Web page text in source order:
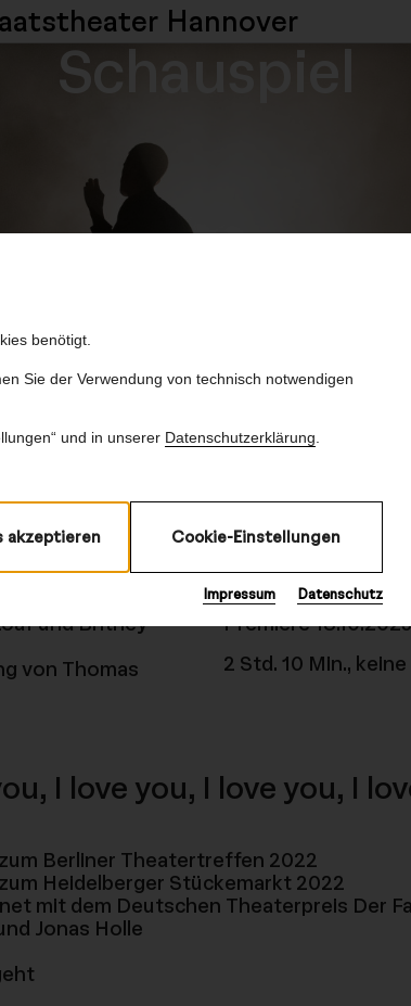
benötigt.
Sie der Verwendung von technisch notwendigen
und in unserer Datenschutzerklärung
akzeptieren Cookie-Einstellungen
Impressum Datenschutz
Hannover
Schauspiel
neue
do we go from
und Britney
von Thomas
Premiere 18.10.2025
2 Std. 10 Min.,
I love you, I love you, I
Berliner Theatertreffen 2022
Heidelberger Stückemarkt 2022
mit dem Deutschen Theaterpreis Der
Jonas Holle